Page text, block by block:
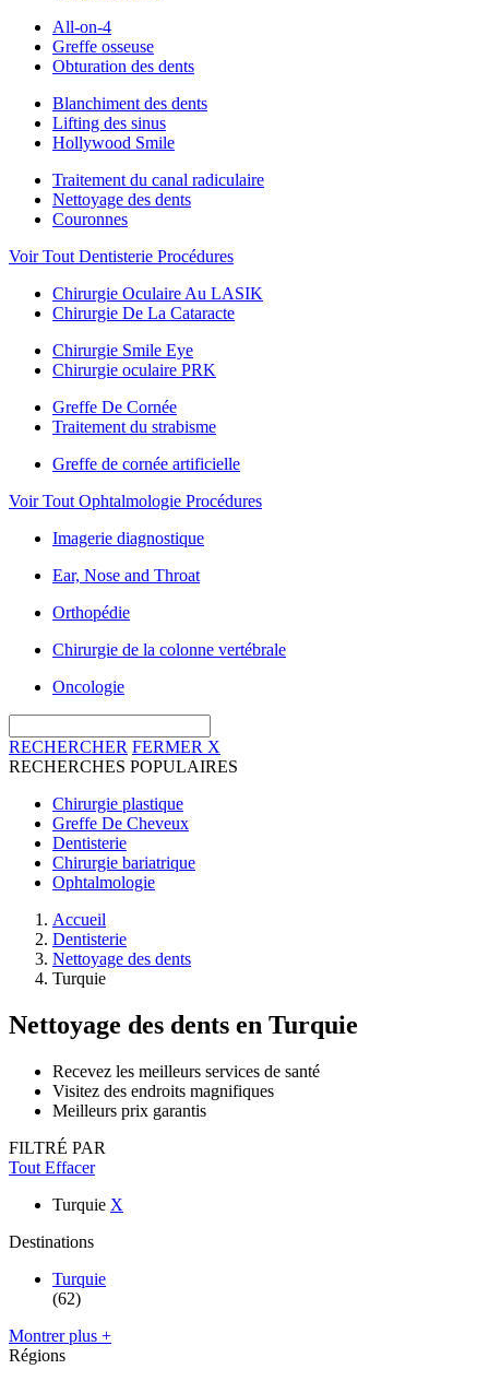
All-on-4
Greffe osseuse
Obturation des dents
Blanchiment des dents
Lifting des sinus
Hollywood Smile
Traitement du canal radiculaire
Nettoyage des dents
Couronnes
Voir Tout Dentisterie Procédures
Chirurgie Oculaire Au LASIK
Chirurgie De La Cataracte
Chirurgie Smile Eye
Chirurgie oculaire PRK
Greffe De Cornée
Traitement du strabisme
Greffe de cornée artificielle
Voir Tout Ophtalmologie Procédures
Imagerie diagnostique
Ear, Nose and Throat
Orthopédie
Chirurgie de la colonne vertébrale
Oncologie
RECHERCHER FERMER X
RECHERCHES POPULAIRES
Chirurgie plastique
Greffe De Cheveux
Dentisterie
Chirurgie bariatrique
Ophtalmologie
Accueil
Dentisterie
Nettoyage des dents
Turquie
Nettoyage des dents en Turquie
Recevez les meilleurs services de santé
Visitez des endroits magnifiques
Meilleurs prix garantis
FILTRÉ PAR
Tout Effacer
Turquie X
Destinations
Turquie
(62)
Montrer plus +
Régions